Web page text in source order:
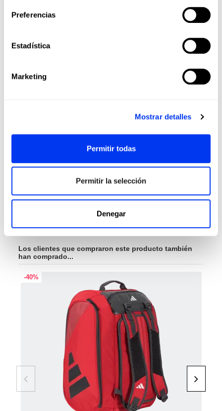
Preferencias
Estadística
Marketing
Mostrar detalles
Permitir todas
Permitir la selección
Denegar
Calcetines €18.00
-
Los clientes que compraron este producto también
han comprado...
-40%